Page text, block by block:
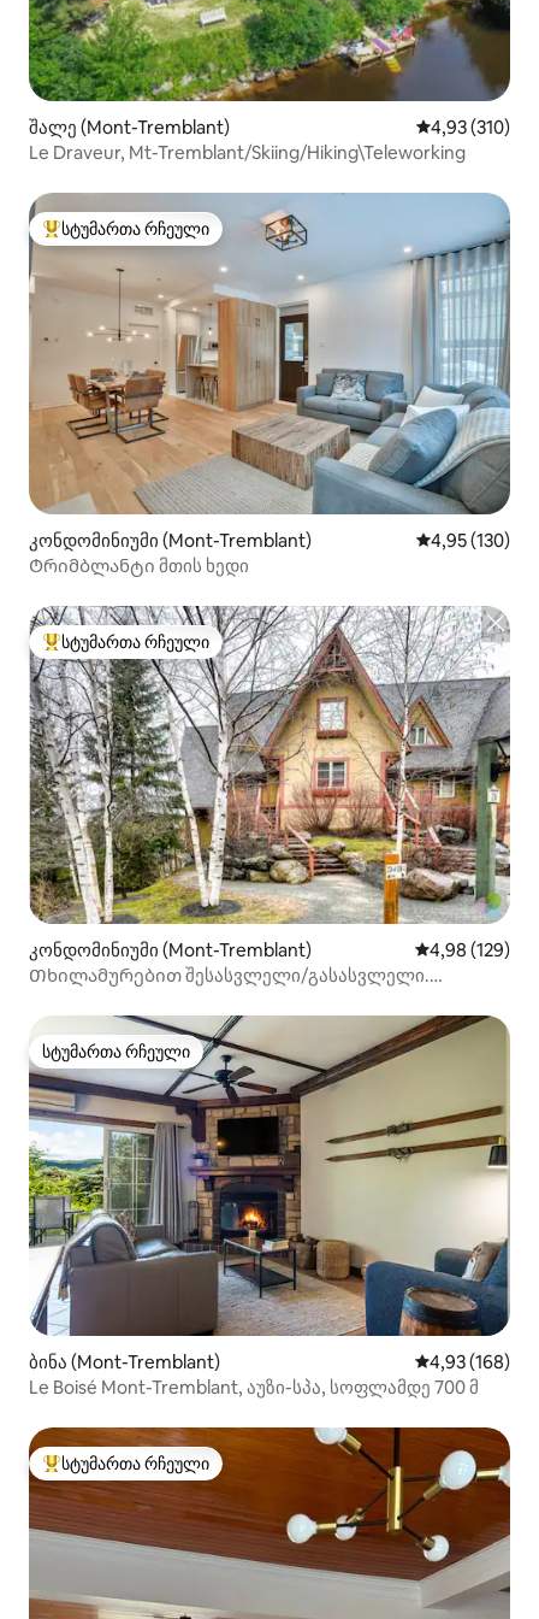
შალე (Mont-Tremblant) საშუალო
4,93 (310)
Le Draveur, Mt-Tremblant/Skiing/Hiking\Teleworking
სტუმართა რჩეული მოწინავე ვარიანტი
სტუმართა რჩეული
კონდომინიუმი (Mont-Tremblant) საშუალო
4,95 (130)
Ტრიმბლანტი მთის ხედი
სტუმართა რჩეული მოწინავე ვარიანტი
სტუმართა რჩეული
კონდომინიუმი (Mont-Tremblant) საშუალო
4,98 (129)
Თხილამურებით შესასვლელი/გასასვლელი.
სტუმართა რჩეული
სტუმართა რჩეული
ბინა (Mont-Tremblant) საშუალო
4,93 (168)
Le Boisé Mont-Tremblant, აუზი-სპა, სოფლამდე 700 მ
სტუმართა რჩეული მოწინავე ვარიანტი
სტუმართა რჩეული